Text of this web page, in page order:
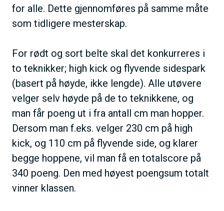
for alle. Dette gjennomføres på samme måte
som tidligere mesterskap.
For rødt og sort belte skal det konkurreres i
to teknikker; high kick og flyvende sidespark
(basert på høyde, ikke lengde). Alle utøvere
velger selv høyde på de to teknikkene, og
man får poeng ut i fra antall cm man hopper.
Dersom man f.eks. velger 230 cm på high
kick, og 110 cm på flyvende side, og klarer
begge hoppene, vil man få en totalscore på
340 poeng. Den med høyest poengsum totalt
vinner klassen.